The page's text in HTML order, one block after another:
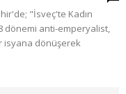
"İsveç'te Kadın
dönemi anti-emperyalist,
isyana dönüşerek